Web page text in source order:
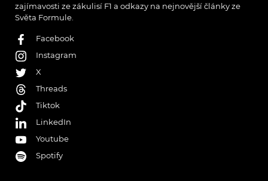
zajímavosti ze zákulisí F1 a odkazy na nejnovější články ze
Světa Formule.
Facebook
Instagram
X
Threads
Tiktok
LinkedIn
Youtube
Spotify